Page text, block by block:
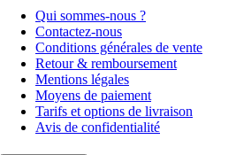
Qui sommes-nous ?
Contactez-nous
Conditions générales de vente
Retour & remboursement
Mentions légales
Moyens de paiement
Tarifs et options de livraison
Avis de confidentialité